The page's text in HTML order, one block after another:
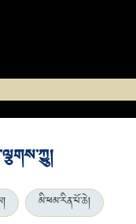
མི་ཕམ་རིན་པོ་ཆེ།